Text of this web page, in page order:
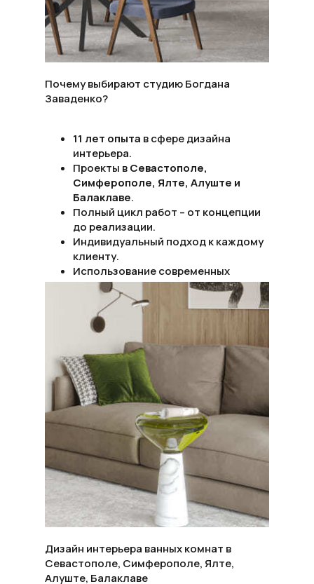
Почему выбирают студию Богдана
Заваденко?
11 лет опыта в сфере дизайна
интерьера.
Проекты вСевастополе,
Симферополе, Ялте, Алуште и
Балаклаве.
Полный цикл работ – от концепции
до реализации.
Индивидуальный подход к каждому
клиенту.
Использование современных
технологий и материалов.
Дизайн интерьера ванных комнат в
Севастополе, Симферополе, Ялте,
Алуште, Балаклаве